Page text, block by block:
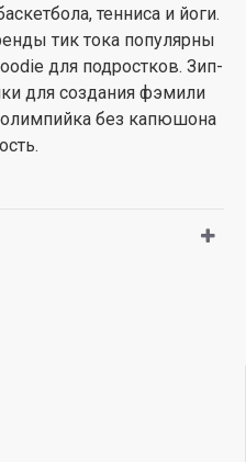
тенниса и йоги.
тик тока популярны
для подростков. Зип-
для создания фэмили
олимпийка без капюшона